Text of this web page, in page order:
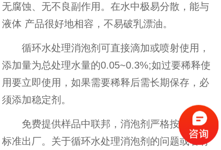
无腐蚀、无不良副作用。在水中极易分散，能与
液体 产品很好地相容，不易破乳漂油。
循环水处理消泡剂可直接滴加或喷射使用，
添加量为总处理水量的0.05~0.3%;如过要稀释使
用要立即使用，如果需要稀释后需长期保存，必
须添加稳定剂。
免费提供样品中联邦，消泡剂严格按照行业
标准出厂。关于循环水处理消泡剂的问题或者有